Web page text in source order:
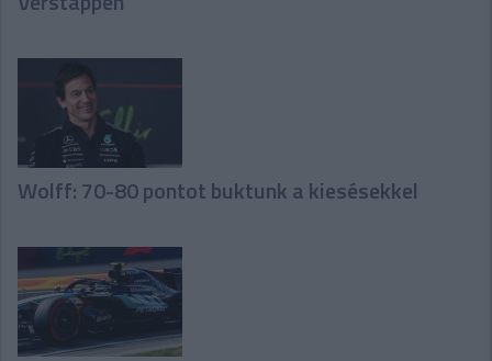
Wolff: 70-80 pontot buktunk a kiesésekkel